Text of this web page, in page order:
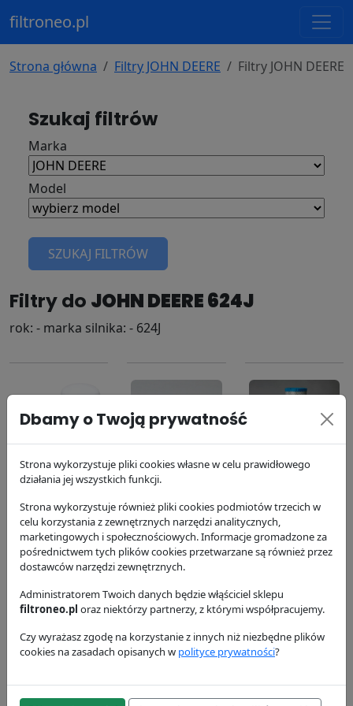
filtroneo.pl
Strona główna Filtry JOHN DEERE Filtry JOHN DEERE
Szukaj filtrów
Marka
Model
SZUKAJ FILTRÓW
Filtry do JOHN DEERE 624J
rok: - marka silnika: - 624J
Filtr oleju
P550779
Donaldson
63.74 zł
Filtr oleju
przekładniowego
P550940
Donaldson
38.5 zł
Filtr powietrza
Donaldson
167.27 zł
hydrauliczny
P613334
hydrauliczny
Dbamy o Twoją prywatność
Strona wykorzystuje pliki cookies własne w celu prawidłowego
działania jej wszystkich funkcji.
Strona wykorzystuje również pliki cookies podmiotów trzecich w
celu korzystania z zewnętrznych narzędzi analitycznych,
marketingowych i społecznościowych. Informacje gromadzone za
pośrednictwem tych plików cookies przetwarzane są również przez
dostawców narzędzi zewnętrznych.
Administratorem Twoich danych będzie włąściciel sklepu
filtroneo.pl oraz niektórzy partnerzy, z którymi współpracujemy.
Czy wyrażasz zgodę na korzystanie z innych niż niezbędne plików
cookies na zasadach opisanych w polityce prywatności?